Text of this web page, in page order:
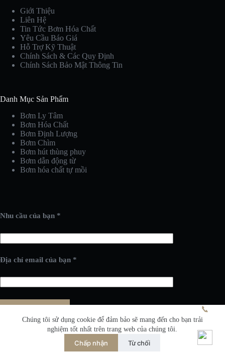
Chúng tôi sử dụng cookie để đảm bảo sẽ mang đến cho bạn trải
nghiệm tốt nhất trên trang web của chúng tôi.
Chấp nhận Từ chối
Giới Thiệu
Liên Hệ
Tin Tức Bơm Hóa Chất
Yêu Cầu Báo Giá
Hỗ Trợ Kỹ Thuật
Chính Sách & Các Quy Định
Chính Sách Bảo Mật Thông Tin
Danh Mục Sản Phẩm
Bơm Ly Tâm
Bơm Hóa Chất
Bơm Định Lượng
Bơm Chìm
Bơm hút thùng phuy
Bơm dẫn động từ
Bơm hóa chất tự mồi
Nhu cầu của bạn *
Địa chỉ email của bạn *
📞